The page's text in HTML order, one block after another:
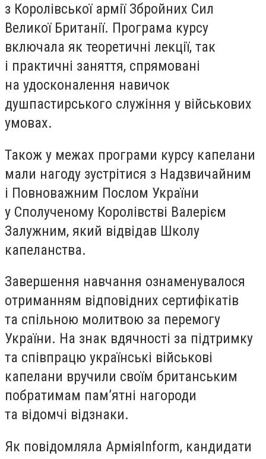
з Королівської армії Збройних Сил
Великої Британії. Програма курсу
включала як теоретичні лекції, так
і практичні заняття, спрямовані
на удосконалення навичок
душпастирського служіння у військових
умовах.
Також у межах програми курсу капелани
мали нагоду зустрітися з Надзвичайним
і Повноважним Послом України
у Сполученому Королівстві Валерієм
Залужним, який відвідав Школу
капеланства.
Завершення навчання ознаменувалося
отриманням відповідних сертифікатів
та спільною молитвою за перемогу
України. На знак вдячності за підтримку
та співпрацю українські військові
капелани вручили своїм британським
побратимам пам’ятні нагороди
та відомчі відзнаки.
Як повідомляла АрміяInform, кандидати